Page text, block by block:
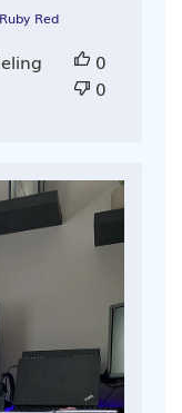
Red
0
0